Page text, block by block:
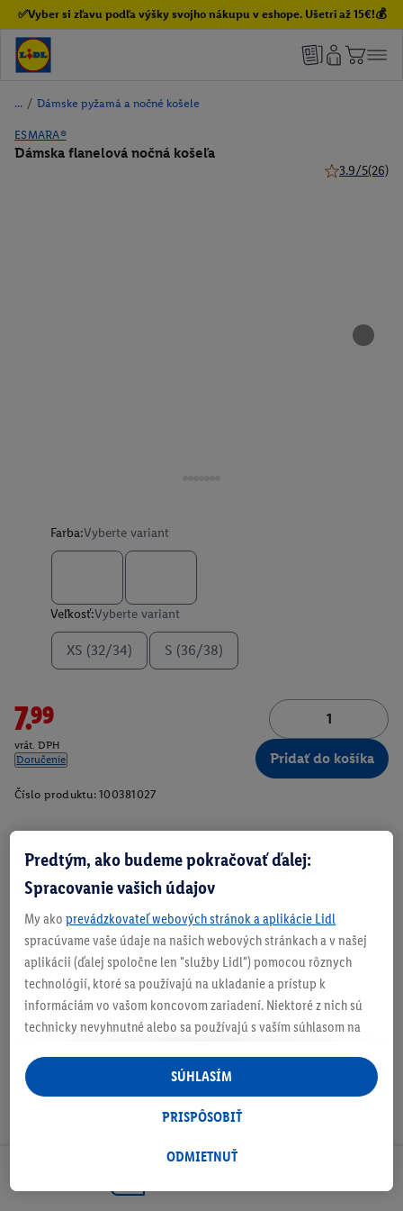
✅Vyber si zľavu podľa výšky svojho nákupu v eshope. Ušetri až 15€!💰
/ Dámske pyžamá a nočné košele
ESMARA®
Dámska flanelová nočná košeľa
3.9/5(26)
Farba:Vyberte variant
Veľkosť:Vyberte variant
XS (32/34) S (36/38)
7.99
vrát. DPH
Doručenie
Pridať do košíka
Číslo produktu: 100381027
Zistite svoju veľkosť
O produkte
Predtým, ako budeme pokračovať ďalej:
Spracovanie vašich údajov
My ako prevádzkovateľ webových stránok a aplikácie Lidl
spracúvame vaše údaje na našich webových stránkach a v našej
aplikácii (ďalej spoločne len "služby Lidl") pomocou rôznych
technológií, ktoré sa používajú na ukladanie a prístup k
informáciám vo vašom koncovom zariadení. Niektoré z nich sú
technicky nevyhnutné alebo sa používajú s vaším súhlasom na
personalizovanú reklamu v rámci služieb Lidl aj mimo nich. Ak
ste účastníkom programu Lidl Plus, na tieto účely sa spracúvajú
aj údaje z vášho nákupného správania v obchode.
následne si vytvoríte účet Lidl Plus alebo sa prihlásite do svojho
tiež vytvoriť špeciálny online identifikátor z e-mailovej adresy,
ODMIETNUŤ
PRISPÔSOBIŤ
SÚHLASÍM